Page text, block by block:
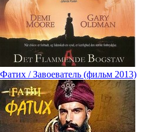
Фатих / Завоеватель (фильм 2013)